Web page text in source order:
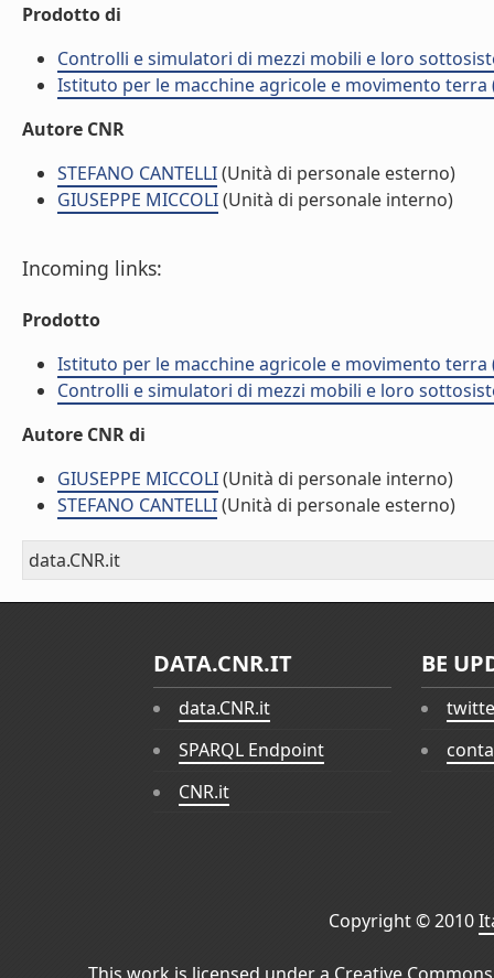
Prodotto di
Controlli e simulatori di mezzi mobili e loro
Istituto per le macchine agricole e movimento terra
Autore CNR
STEFANO CANTELLI(Unità di personale esterno)
GIUSEPPE MICCOLI(Unità di personale interno)
Incoming links:
Prodotto
Istituto per le macchine agricole e movimento terra
Controlli e simulatori di mezzi mobili e loro
Autore CNR di
GIUSEPPE MICCOLI(Unità di personale interno)
STEFANO CANTELLI(Unità di personale esterno)
data.CNR.it
DATA.CNR.IT
data.CNR.it
SPARQL Endpoint
CNR.it
BE
Copyright © 2010